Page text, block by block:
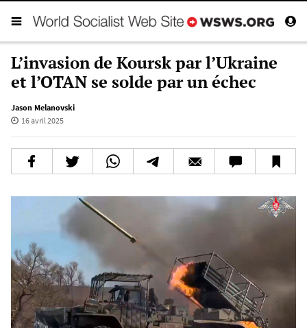
L’invasion de Koursk par l’Ukraine
et l’OTAN se solde par un échec
Jason Melanovski
16 avril 2025